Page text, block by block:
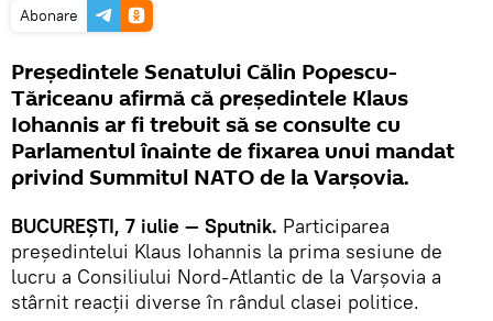
Abonare
Președintele Senatului Călin Popescu-
Tăriceanu afirmă că președintele Klaus
Iohannis ar fi trebuit să se consulte cu
Parlamentul înainte de fixarea unui mandat
privind Summitul NATO de la Varșovia.
BUCUREŞTI, 7 iulie — Sputnik. Participarea
președintelui Klaus Iohannis la prima sesiune de
lucru a Consiliului Nord-Atlantic de la Varșovia a
stârnit reacții diverse în rândul clasei politice.